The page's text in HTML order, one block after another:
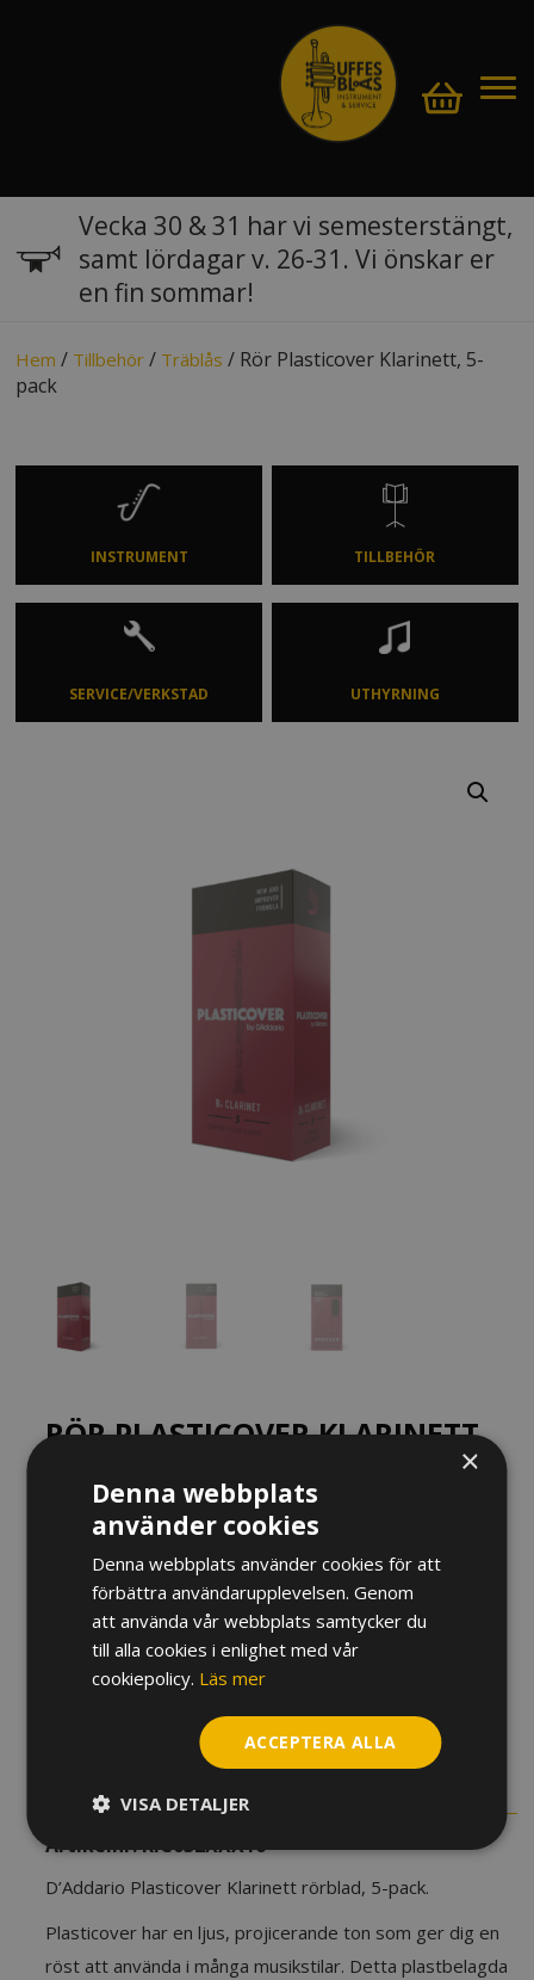
Vecka 30 & 31 har vi semesterstängt,
samt lördagar v. 26-31. Vi önskar er
en fin sommar!
Hem / Tillbehör / Träblås / Rör Plasticover Klarinett, 5-
pack
INSTRUMENT TILLBEHÖR
SERVICE/VERKSTAD UTHYRNING
RÖR PLASTICOVER KLARINETT,
5-PACK
kr
Hårdhet
Plasticover
Klarinett,
LÄGG TILL I VARUKORG
Artikelnr:RIC032XXX16
D’Addario Plasticover Klarinett rörblad, 5-pack.
Plasticover har en ljus, projicerande ton som ger dig en
röst att använda i många musikstilar. Detta plastbelagda
×
Denna webbplats
använder cookies
Denna webbplats använder cookies för att
förbättra användarupplevelsen. Genom
att använda vår webbplats samtycker du
till alla cookies i enlighet med vår
cookiepolicy. Läs mer
ACCEPTERA ALLA
VISA DETALJER